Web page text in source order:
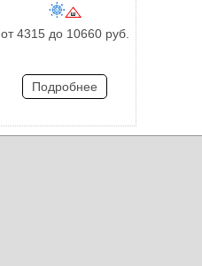
от 4315 до 10660 руб.
Подробнее